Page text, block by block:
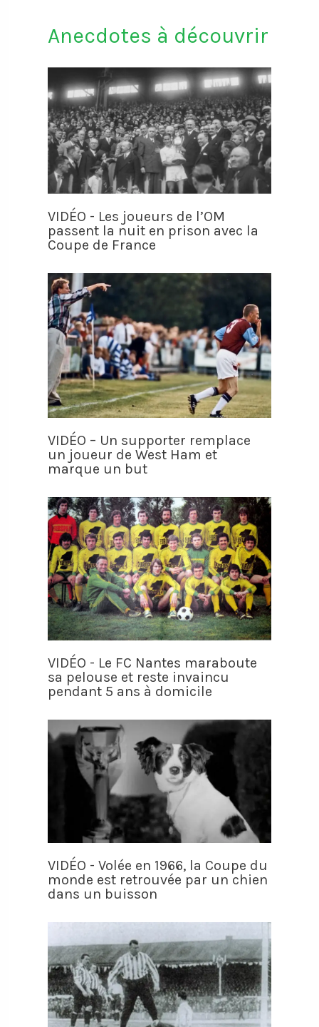
Anecdotes à découvrir
VIDÉO - Les joueurs de l’OM
passent la nuit en prison avec la
Coupe de France
VIDÉO – Un supporter remplace
un joueur de West Ham et
marque un but
VIDÉO - Le FC Nantes maraboute
sa pelouse et reste invaincu
pendant 5 ans à domicile
VIDÉO - Volée en 1966, la Coupe du
monde est retrouvée par un chien
dans un buisson